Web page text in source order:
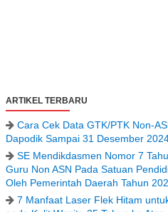
ARTIKEL TERBARU
Cara Cek Data GTK/PTK Non-
Dapodik Sampai 31 Desember
SE Mendikdasmen Nomor 7
Guru Non ASN Pada Satuan
Oleh Pemerintah Daerah Tahun
7 Manfaat Laser Flek Hitam